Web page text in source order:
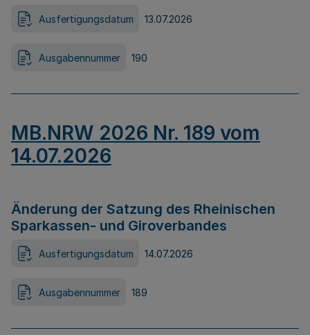
Ausfertigungsdatum 13.07.2026
Ausgabennummer 190
MB.NRW 2026 Nr. 189 vom
14.07.2026
Änderung der Satzung des Rheinischen
Sparkassen- und Giroverbandes
Ausfertigungsdatum 14.07.2026
Ausgabennummer 189